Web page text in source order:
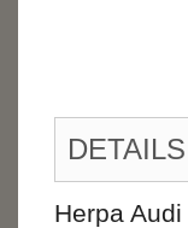
DETAILS
Herpa